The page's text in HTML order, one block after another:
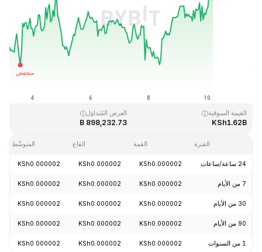
KSh0.000004
KSh0.000001
القيمة السوقية
KSh1.62B
العرض المُتداوَل
898,232.73 B
الفترة القمة القاع المتوسِّط
24 ساعة/ساعات KSh0.000002
KSh0.000002
KSh0.000002
7 من الأيام KSh0.000002
KSh0.000002
KSh0.000002
30 من الأيام KSh0.000002
KSh0.000002
KSh0.000002
90 من الأيام KSh0.000002
KSh0.000002
KSh0.000002
1 من السنوات KSh0.000002
KSh0.000002
KSh0.000002